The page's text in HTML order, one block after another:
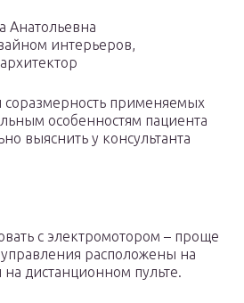
Анатольевна
интерьеров,
применяемых
особенностям пациента
выяснить у консультанта
с электромотором – проще
расположены на
дистанционном пульте.